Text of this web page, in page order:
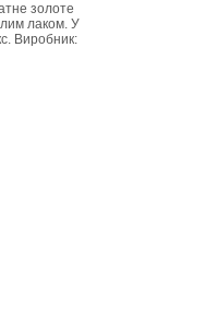
золоте
лаком. У
Виробник: